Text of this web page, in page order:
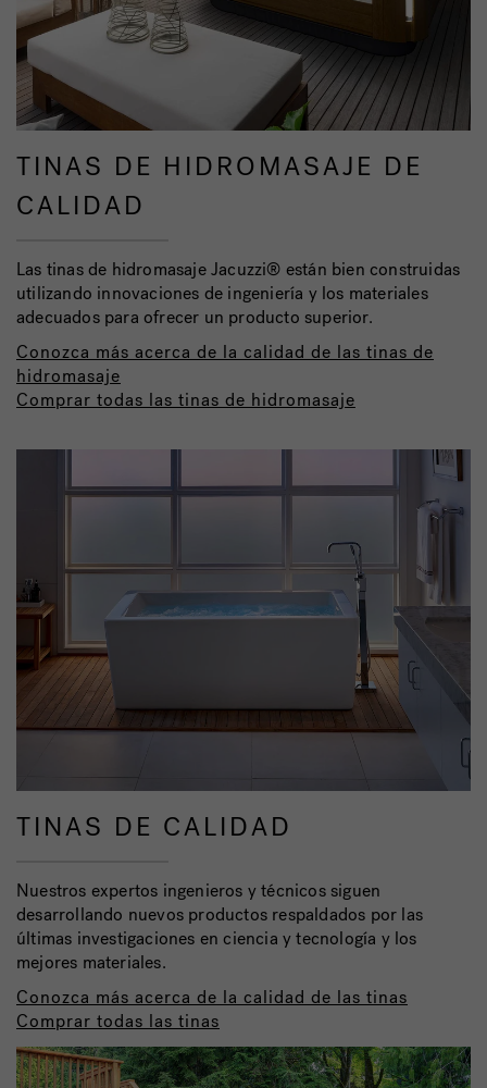
TINAS DE HIDROMASAJE DE
CALIDAD
Las tinas de hidromasaje Jacuzzi® están bien construidas
utilizando innovaciones de ingeniería y los materiales
adecuados para ofrecer un producto superior.
Conozca más acerca de la calidad de las tinas de
hidromasaje
Comprar todas las tinas de hidromasaje
TINAS DE CALIDAD
Nuestros expertos ingenieros y técnicos siguen
desarrollando nuevos productos respaldados por las
últimas investigaciones en ciencia y tecnología y los
mejores materiales.
Conozca más acerca de la calidad de las tinas
Comprar todas las tinas